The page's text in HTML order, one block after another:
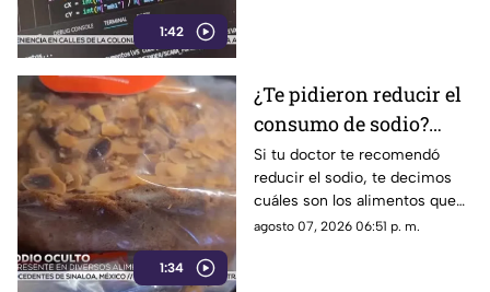
1:42
1:34
¿Te pidieron reducir el
consumo de sodio?
Estos son los alimentos
que debes EVITAR
Si tu doctor te recomendó
reducir el sodio, te decimos
cuáles son los alimentos que
debes dejar de consumir de
agosto 07, 2026 06:51 p. m.